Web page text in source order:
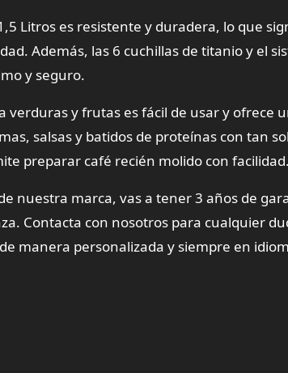
Litros es resistente y duradera, lo que
Además, las 6 cuchillas de titanio y el
y seguro.
verduras y frutas es fácil de usar y ofrece
salsas y batidos de proteínas con tan
preparar café recién molido con
nuestra marca, vas a tener 3 años de
Contacta con nosotros para cualquier
manera personalizada y siempre en